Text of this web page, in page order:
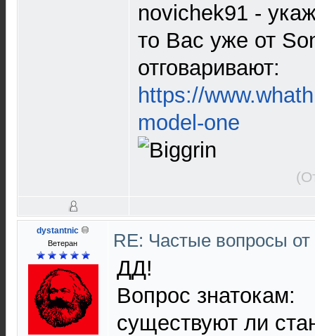
novichek91 -
то Ваc уже от
отговаривают:
https://
model-one
dystantnic
Ветеран RE: Частые вопросы
ДД!
Вопрос знатокам:
существуют ли